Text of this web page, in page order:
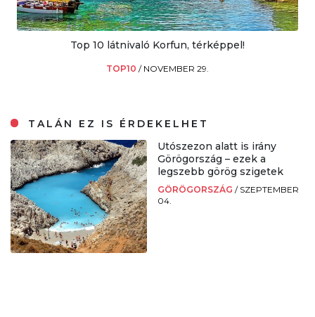
Top 10 látnivaló Korfun, térképpel!
TOP10 / NOVEMBER 29.
TALÁN EZ IS ÉRDEKELHET
Utószezon alatt is irány
Görögország – ezek a
legszebb görög szigetek
GÖRÖGORSZÁG / SZEPTEMBER
04.